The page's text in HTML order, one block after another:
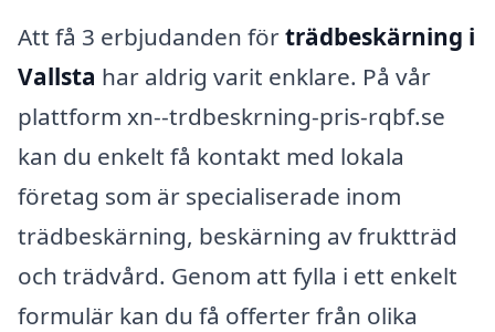
Att få 3 erbjudanden förträdbeskärning i
Vallsta har aldrig varit enklare. På vår
plattform xn--trdbeskrning-pris-rqbf.se
kan du enkelt få kontakt med lokala
företag som är specialiserade inom
trädbeskärning, beskärning av fruktträd
och trädvård. Genom att fylla i ett enkelt
formulär kan du få offerter från olika